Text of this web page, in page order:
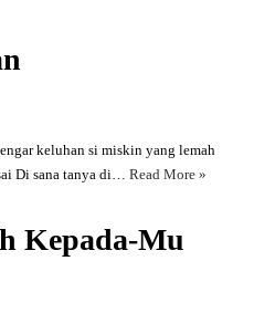
keluhan si miskin yang lemah
Di sana tanya di… Read More »
Kepada-Mu